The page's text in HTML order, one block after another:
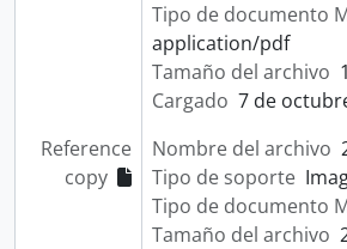
Tipo de documento
application/pdf
Tamaño del archivo
Cargado 7 de
Reference
copy
Nombre del archivo
Tipo de soporte
Tipo de documento
Tamaño del archivo